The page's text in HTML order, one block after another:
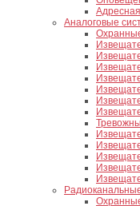
Аналоговые